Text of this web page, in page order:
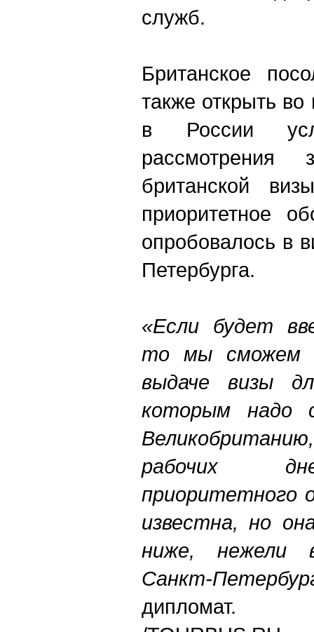
служб.
Британское
также открыть
в России
британской
приоритетное
опробовалось в
Петербурга.
«Если будет
то мы сможем
выдаче визы
которым надо
рабочих
приоритетного
известна, но
ниже, нежели
Санкт-
дипломат.